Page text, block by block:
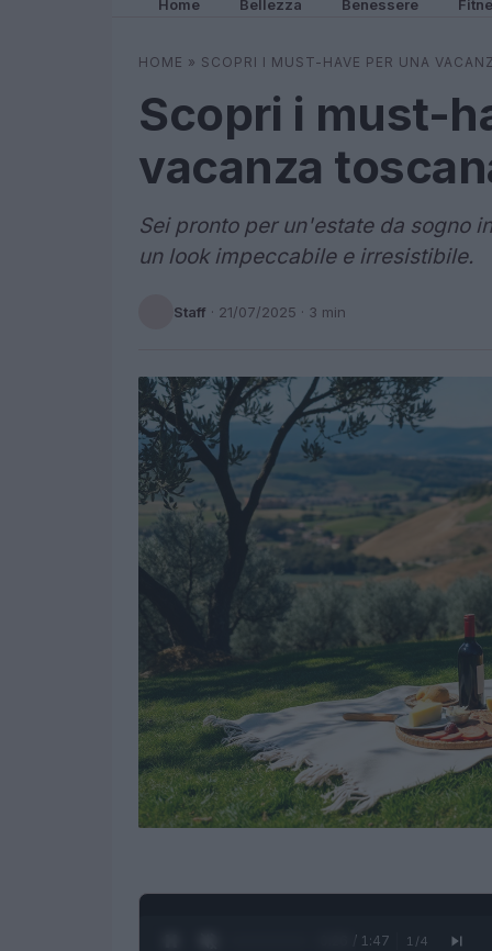
Home Bellezza Benessere
HOME » SCOPRI I MUST-HAVE PER UNA
Scopri i must-
vacanza
Sei pronto per un'estate da sogno
un look impeccabile e irresistibile.
Staff · 21/07/2025 · 3 min
0:27 / 1:47 1 /4